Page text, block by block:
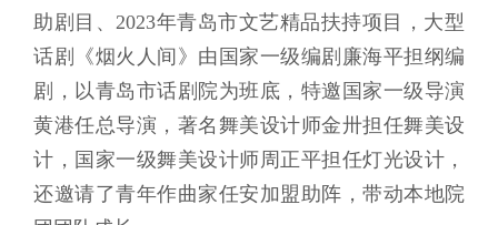
助剧目、2023年青岛市文艺精品扶持项目，大型
话剧《烟火人间》由国家一级编剧廉海平担纲编
剧，以青岛市话剧院为班底，特邀国家一级导演
黄港任总导演，著名舞美设计师金卅担任舞美设
计，国家一级舞美设计师周正平担任灯光设计，
还邀请了青年作曲家任安加盟助阵，带动本地院